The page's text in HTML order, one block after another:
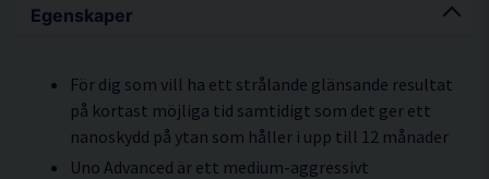
Egenskaper
För dig som vill ha ett strålande glänsande resultat
på kortast möjliga tid samtidigt som det ger ett
nanoskydd på ytan som håller i upp till 12 månader
Uno Advanced är ett medium-aggressivt